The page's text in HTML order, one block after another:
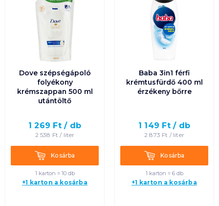
Dove szépségápoló
folyékony
krémszappan 500 ml
utántöltő
1 269 Ft / db
2 538 Ft / liter
KosárbaKosárba
1 karton = 10 db
+1 karton a kosárba
Baba 3in1 férfi
krémtusfürdő 400 ml
érzékeny bőrre
1 149 Ft / db
2 873 Ft / liter
KosárbaKosárba
1 karton = 6 db
+1 karton a kosárba